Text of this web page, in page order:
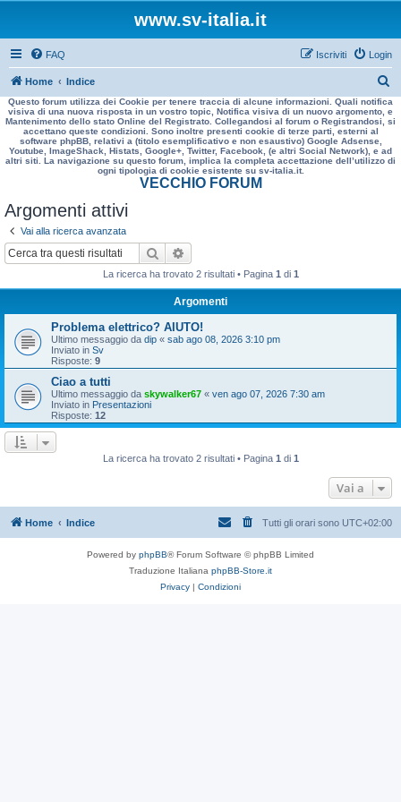
www.sv-italia.it
FAQ Login
Iscriviti
Home Indice
e
r
a
Questo forum utilizza dei Cookie per tenere traccia di alcune informazioni. Quali notifica
visiva di una nuova risposta in un vostro topic, Notifica visiva di un nuovo argomento, e
Mantenimento dello stato Online del Registrato. Collegandosi al forum o Registrandosi, si
accettano queste condizioni. Sono inoltre presenti cookie di terze parti, esterni al
software phpBB, relativi a (titolo esemplificativo e non esaustivo) Google Adsense,
Youtube, ImageShack, Histats, Google+, Twitter, Facebook, (e altri Social Network), e ad
altri siti. La navigazione su questo forum, implica la completa accettazione dell’utilizzo di
ogni tipologia di cookie esistente su sv-italia.it.
VECCHIO FORUM
Argomenti attivi
Vai alla ricerca avanzata
Cerca
La ricerca ha trovato 2 risultati • Pagina 1 di 1
Argomenti
Problema elettrico? AIUTO!
Ultimo messaggio da dip « sab ago 08, 2026 3:10 pm
Inviato in Sv
Risposte: 9
Ciao a tutti
Ultimo messaggio da skywalker67 « ven ago 07, 2026 7:30 am
Inviato in Presentazioni
Risposte: 12
La ricerca ha trovato 2 risultati • Pagina 1 di 1
Vai a
Home Indice Tutti gli orari sono UTC+02:00
Powered by phpBB® Forum Software © phpBB Limited
Traduzione Italiana phpBB-Store.it
Privacy | Condizioni